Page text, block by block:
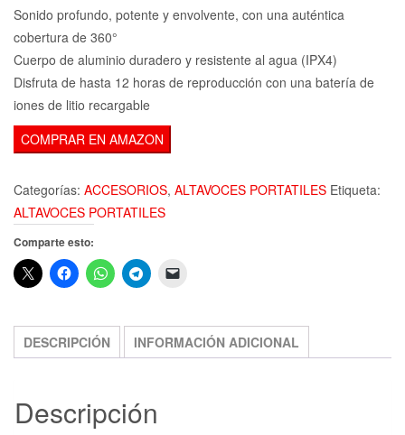
Sonido profundo, potente y envolvente, con una auténtica
cobertura de 360°
Cuerpo de aluminio duradero y resistente al agua (IPX4)
Disfruta de hasta 12 horas de reproducción con una batería de
iones de litio recargable
COMPRAR EN AMAZON
Categorías: ACCESORIOS, ALTAVOCES PORTATILES Etiqueta:
ALTAVOCES PORTATILES
Comparte esto:
DESCRIPCIÓN INFORMACIÓN ADICIONAL
Descripción